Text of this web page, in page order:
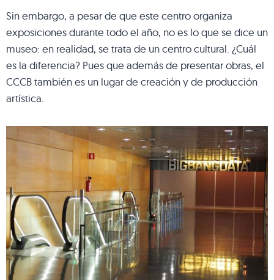
Sin embargo, a pesar de que este centro organiza
exposiciones durante todo el año, no es lo que se dice un
museo: en realidad, se trata de un centro cultural. ¿Cuál
es la diferencia? Pues que además de presentar obras, el
CCCB también es un lugar de creación y de producción
artística.